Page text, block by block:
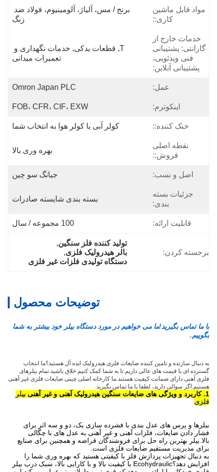
مواد قابل ماشین
کاری::
برنج / مس، آلیاژ، آلومینیوم، فولاد ضد
زنگ
خدمات خارج از
گارانتی: پشتیبانی
فنی ویدئویی،
پشتیبانی آنلاین:
T, قطعات یدکی, خدمات نگهداری و
تعمیرات میدانی
عمل: Omron Japan PLC
اینکوترم: FOB، CFR، CIF، EXW
خنک کننده:: کولر آبی یا کولر هوا به انتخاب شما
نقطه اصلی
فروش::
بهره وری بالا
اصل و نسب: جیانگ سو چین
جزئیات بسته
بندی:
بسته بندی شایسته صادرات
قابلیت ارائه: 100 مجموعه / سال
برجسته کردن:
توليد کننده فلز سنگين,
بالر هیدرولیک فلزی,
دستگاه تولیدی فلزات غیر فلزی
توضیحات محصول
با ما تماس بگیرید!ما می خواهیم در مورد دستگاه بیلر خود بیشتر به شما
بگوییم.
به دنبال سازنده و تامین کننده ضایعات فلزی هیدرولیک ایده آل هستید؟ما انتخاب
گسترده ای با قیمت های عالی داریم تا به شما کمک کنیم خلاق باشید.تمام بیلرهای
فلزی آهنی دارای ضمانت کیفیت هستند.ما کارخانه اصلی چینی ضایعات فلزی غیر آهنی
هستیم.اگر سوالی دارید، لطفا با ما تماس بگیرید.
1. کاربرد و ویژگی های ضایعات سنگین هیدرولیک آهنی و غیر آهنی
بیلر
فلزی
بیلرها و پرس های عدل بندی با فشرده سازی یک، دو و سه اثر برای
فشار دادن ضایعات، فلزات آهنی و غیر آهنی به عدل های با چگالی
بالا.بیلر بهترین راه حل برای فروشندگان قراضه و همچنین برای صنایع
برای مدیریت مستقیم ضایعات فلزی است.
به دنبال تجهیزات پردازش فلز با کیفیتی هستید که بهره وری شما را
افزایش دهد؟Ecohydraulic با کیفیت بالا و با کارایی بالا، سبک درب بیلر